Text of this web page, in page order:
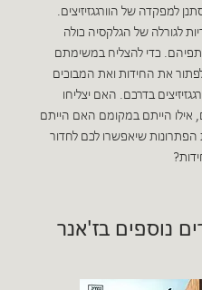
למפקדה של הוורגגזיזיצים.
לגורלה של הגלקסיה כולה
כדי להצליח במשימתם
את החידות ואת המבוכים
בדרכם. האם יצליחו
אילו הייתם במקומם האם הייתם
הפתרונות שיאפשרו לכם לחדור
נוספים בז'אנר